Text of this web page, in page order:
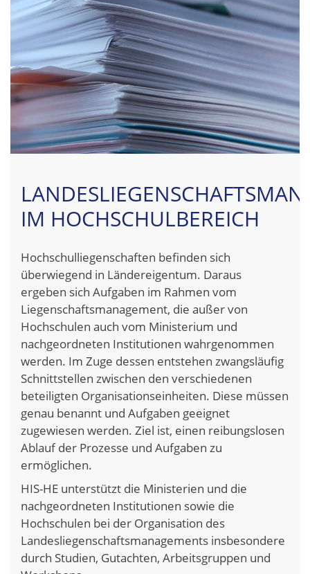
IM HOCHSCHULBEREICH
Hochschulliegenschaften befinden sich
überwiegend in Ländereigentum. Daraus
ergeben sich Aufgaben im Rahmen vom
Liegenschaftsmanagement, die außer von
Hochschulen auch vom Ministerium und
nachgeordneten Institutionen wahrgenommen
werden. Im Zuge dessen entstehen zwangsläufig
Schnittstellen zwischen den verschiedenen
beteiligten Organisationseinheiten. Diese müssen
genau benannt und Aufgaben geeignet
zugewiesen werden. Ziel ist, einen reibungslosen
Ablauf der Prozesse und Aufgaben zu
ermöglichen.
HIS-HE unterstützt die Ministerien und die
nachgeordneten Institutionen sowie die
Hochschulen bei der Organisation des
Landesliegenschaftsmanagements insbesondere
durch Studien, Gutachten, Arbeitsgruppen und